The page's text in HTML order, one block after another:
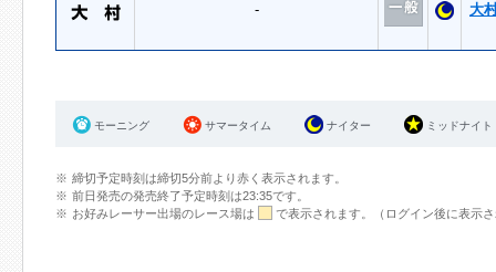
- 大
モーニング サマータイム ナイター ミッドナイト
締切予定時刻は締切5分前より赤く表示されます。
前日発売の発売終了予定時刻は23:35です。
お好みレーサー出場のレース場は
で表示されます。（ログイン後に表示